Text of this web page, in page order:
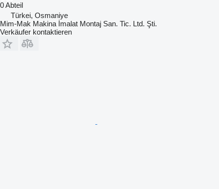
0 Abteil
Türkei, Osmaniye
Mim-Mak Makina İmalat Montaj San. Tic. Ltd. Şti.
Verkäufer kontaktieren